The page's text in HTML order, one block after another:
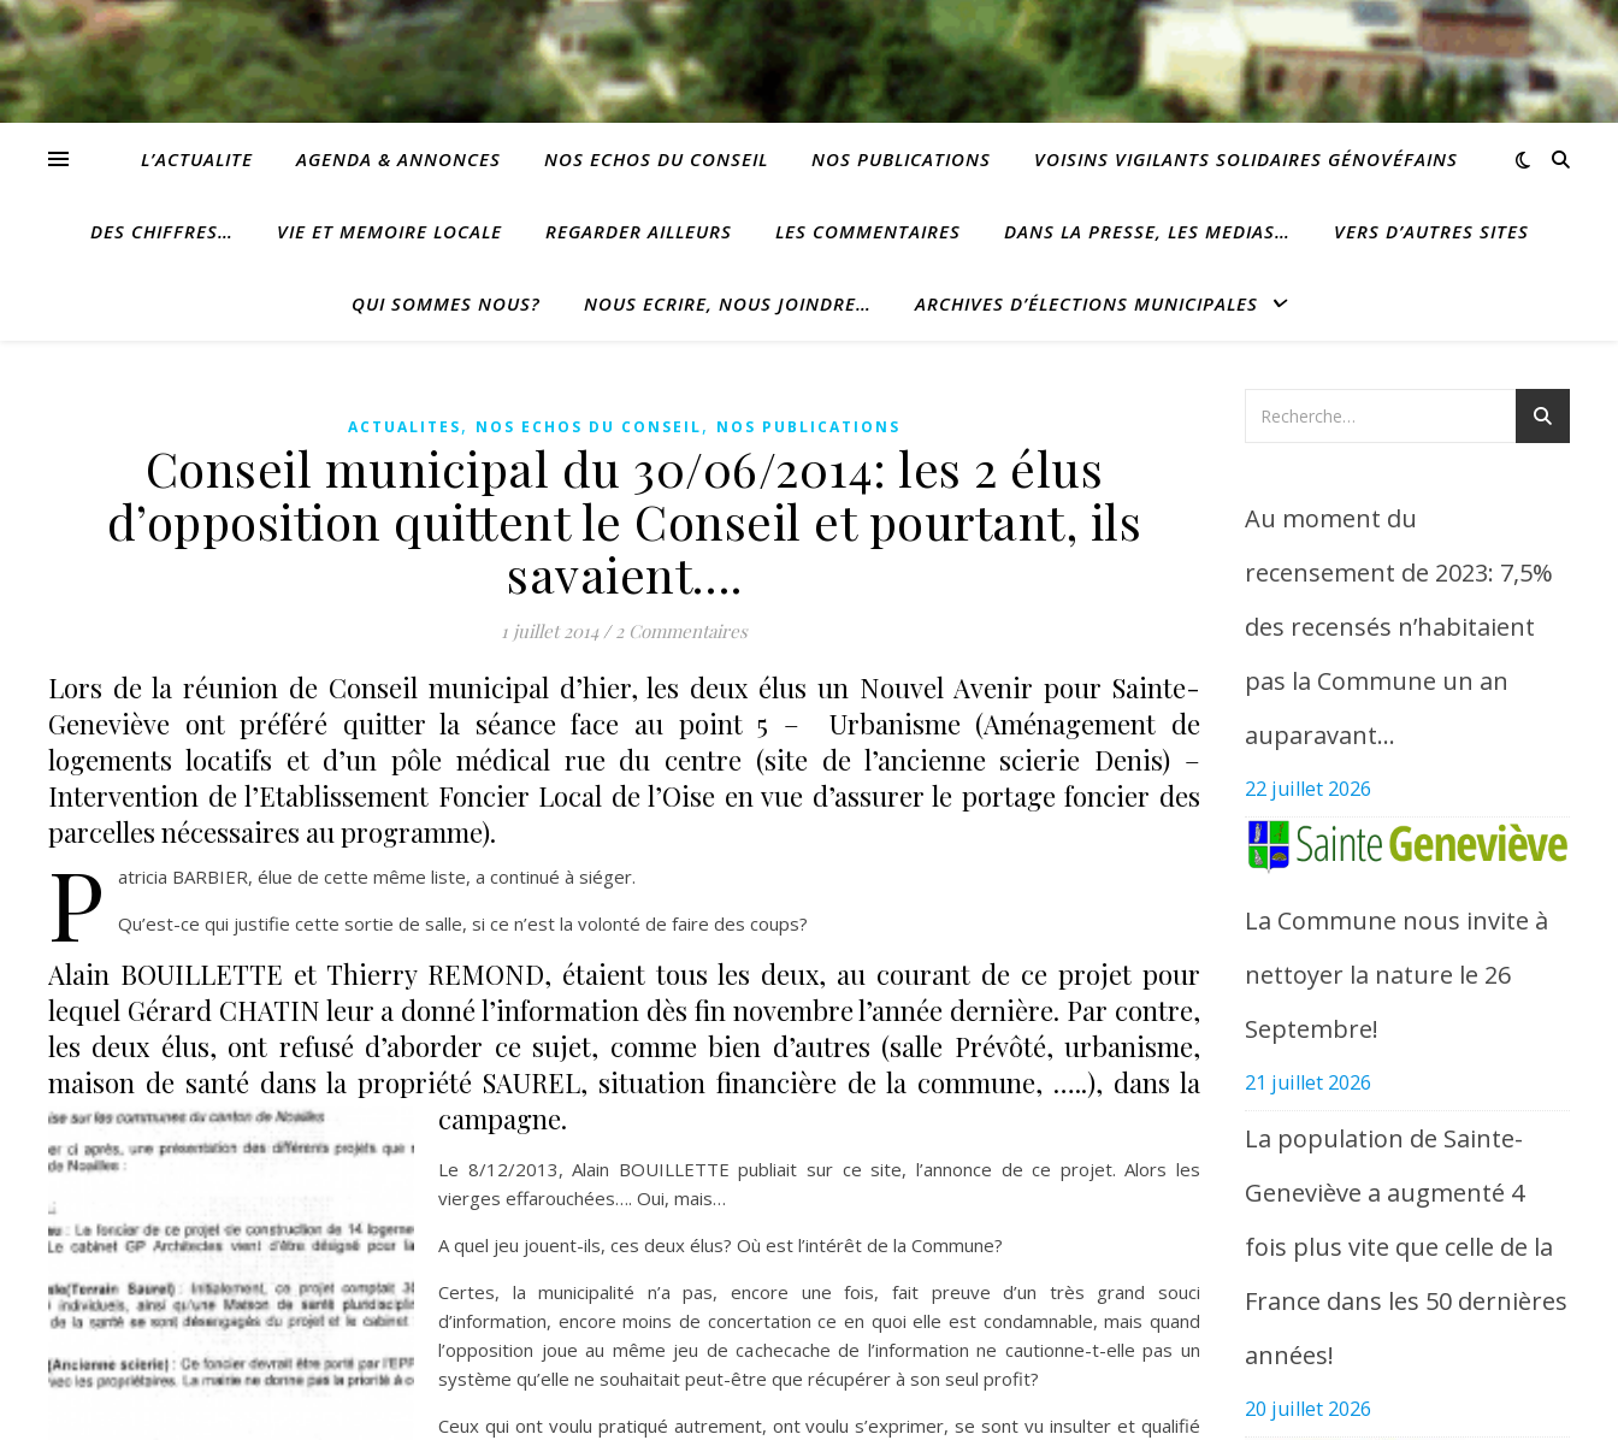
L’ACTUALITE AGENDA & ANNONCES NOS ECHOS DU CONSEIL NOS PUBLICATIONS VOISINS VIGILANTS SOLIDAIRES GÉNOVÉFAINS
DES CHIFFRES… VIE ET MEMOIRE LOCALE REGARDER AILLEURS LES COMMENTAIRES DANS LA PRESSE, LES MEDIAS… VERS D’AUTRES SITES
QUI SOMMES NOUS? NOUS ECRIRE, NOUS JOINDRE… ARCHIVES D’ÉLECTIONS MUNICIPALES
ACTUALITES, NOS ECHOS DU CONSEIL, NOS PUBLICATIONS
Conseil municipal du 30/06/2014: les 2 élus
d’opposition quittent le Conseil et pourtant, ils
savaient….
1 juillet 2014 / 2 Commentaires
Lors de la réunion de Conseil municipal d’hier, les deux élus un Nouvel Avenir pour Sainte-
Geneviève ont préféré quitter la séance face au point 5 – Urbanisme (Aménagement de
logements locatifs et d’un pôle médical rue du centre (site de l’ancienne scierie Denis) –
Intervention de l’Etablissement Foncier Local de l’Oise en vue d’assurer le portage foncier des
parcelles nécessaires au programme).
P
atricia BARBIER, élue de cette même liste, a continué à siéger.
Qu’est-ce qui justifie cette sortie de salle, si ce n’est la volonté de faire des coups?
Alain BOUILLETTE et Thierry REMOND, étaient tous les deux, au courant de ce projet pour
lequel Gérard CHATIN leur a donné l’information dès fin novembre l’année dernière. Par contre,
les deux élus, ont refusé d’aborder ce sujet, comme bien d’autres (salle Prévôté, urbanisme,
maison de santé dans la propriété SAUREL, situation financière de la commune, …..), dans la
campagne.
Le 8/12/2013, Alain BOUILLETTE publiait sur ce site, l’annonce de ce projet. Alors les
vierges effarouchées…. Oui, mais…
A quel jeu jouent-ils, ces deux élus? Où est l’intérêt de la Commune?
Certes, la municipalité n’a pas, encore une fois, fait preuve d’un très grand souci
d’information, encore moins de concertation ce en quoi elle est condamnable, mais quand
l’opposition joue au même jeu de cachecache de l’information ne cautionne-t-elle pas un
système qu’elle ne souhaitait peut-être que récupérer à son seul profit?
Ceux qui ont voulu pratiqué autrement, ont voulu s’exprimer, se sont vu insulter et qualifié
Au moment du
recensement de 2023: 7,5%
des recensés n’habitaient
pas la Commune un an
auparavant…
22 juillet 2026
La Commune nous invite à
nettoyer la nature le 26
Septembre!
21 juillet 2026
La population de Sainte-
Geneviève a augmenté 4
fois plus vite que celle de la
France dans les 50 dernières
années!
20 juillet 2026